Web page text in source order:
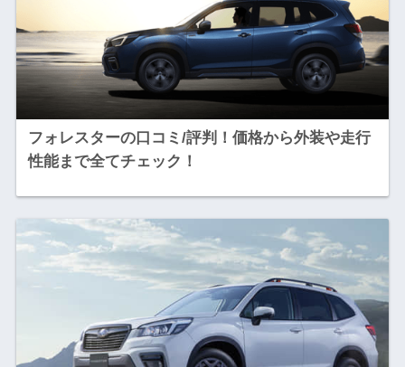
フォレスターの口コミ/評判！価格から外装や走行
性能まで全てチェック！